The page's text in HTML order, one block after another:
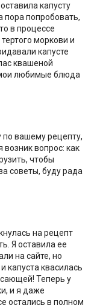
капусту
пора попробовать,
в процессе
моркови и
капусте
квашеной
любимые блюда
по вашему рецепту,
вопрос: как
чтобы
советы, буду рада
на рецепт
Я оставила ее
на сайте, но
капуста квасилась
Теперь у
и я даже
остались в полном